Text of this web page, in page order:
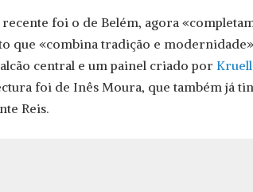
recente foi o de Belém, agora
que «combina tradição e
central e um painel criado por
foi de Inês Moura, que também já
Reis.